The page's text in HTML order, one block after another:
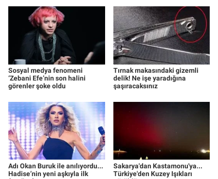
Sosyal medya fenomeni
‘Zebani Efe’nin son halini
görenler şoke oldu
Tırnak makasındaki gizemli
delik! Ne işe yaradığına
şaşıracaksınız
Adı Okan Buruk ile anılıyordu...
Hadise’nin yeni aşkıyla ilk
Sakarya'dan Kastamonu'ya...
Türkiye'den Kuzey Işıkları